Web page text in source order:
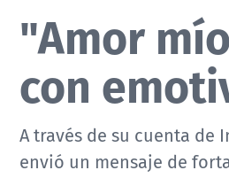
"Amor
con
A través de su cuenta de
envió un mensaje de